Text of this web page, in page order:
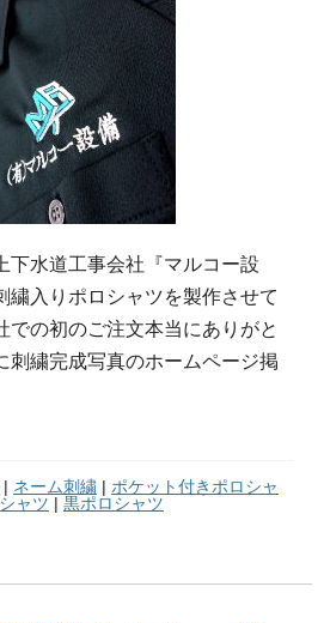
下水道工事会社『マルコー設
繍入りポロシャツを製作させて
での初のご注文本当にありがと
刺繍完成写真のホームページ掲
| ネーム刺繍 | ポケット付きポロシャ
ャツ | 黒ポロシャツ